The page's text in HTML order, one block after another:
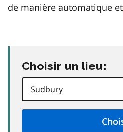
de manière automatique et
Choisir un lieu: